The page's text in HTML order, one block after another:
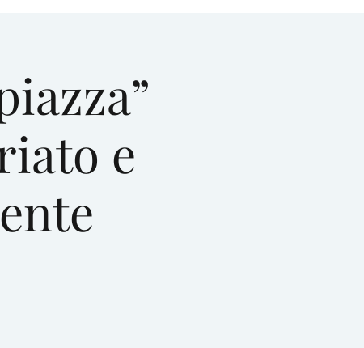
e